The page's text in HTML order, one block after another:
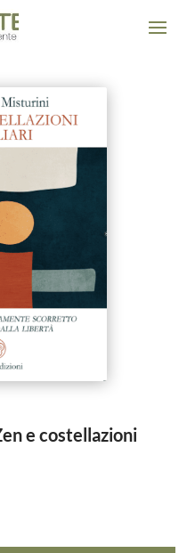
e costellazioni